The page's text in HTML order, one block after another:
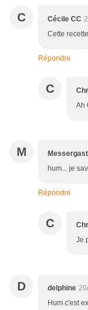
C Cécile CC
Cette
Répondre
C
Ah
M
hum... je
Répondre
C
Je
D delphine
Hum c'est